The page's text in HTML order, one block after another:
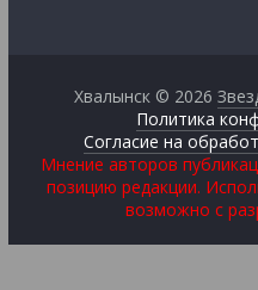
Хвалынск © 2026
Политика
Согласие на
Мнение авторов
позицию редакции.
возможно с